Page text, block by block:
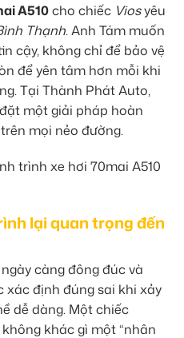
A510cho chiếc Viosyêu
Thạnh. Anh Tám muốn
cậy, không chỉ để bảo vệ
để yên tâm hơn mỗi khi
Tại Thành Phát Auto,
một giải pháp hoàn
mọi nẻo đường.
lại quan trọng đến
càng đông đúc và
xác định đúng sai khi xảy
dễ dàng. Một chiếc
khác gì một “nhân